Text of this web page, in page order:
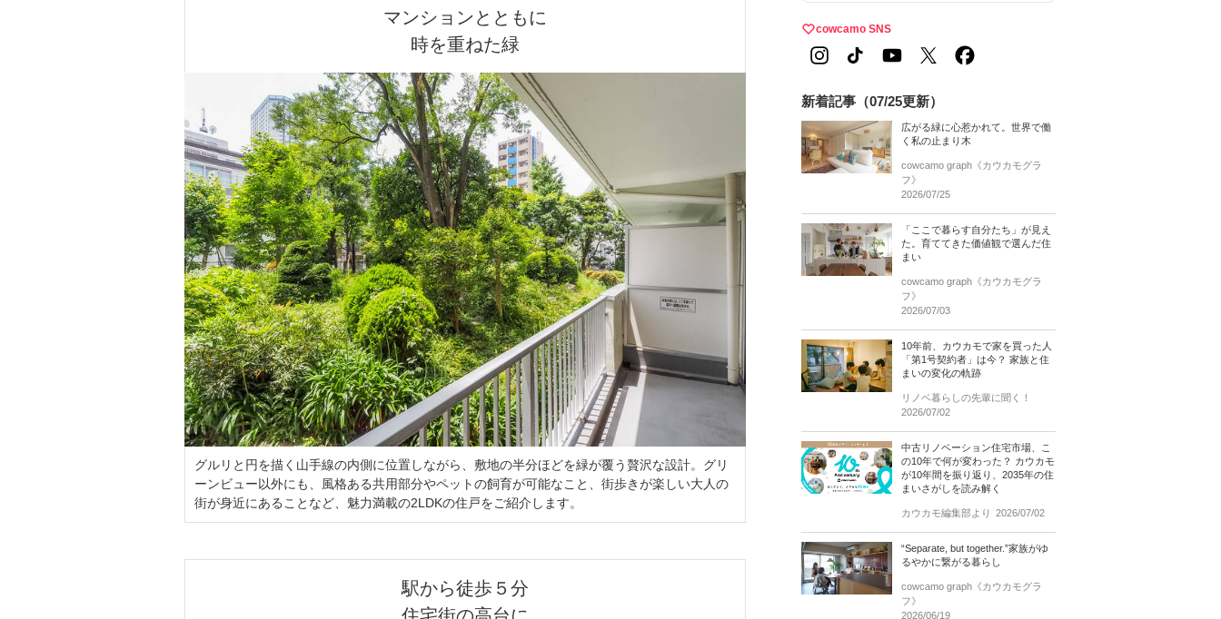
マンションとともに
時を重ねた緑
グルリと円を描く山手線の内側に位置しながら、敷地の半分ほどを緑が覆う贅沢な設計。グリ
ーンビュー以外にも、風格ある共用部分やペットの飼育が可能なこと、街歩きが楽しい大人の
街が身近にあることなど、魅力満載の2LDKの住戸をご紹介します。
駅から徒歩５分
cowcamo SNS
新着記事（07/25更新）
広がる緑に心惹かれて。世界で働
く私の止まり木
cowcamo graph《カウカモグラ
フ》
2026/07/25
「ここで暮らす自分たち」が見え
た。育ててきた価値観で選んだ住
まい
cowcamo graph《カウカモグラ
フ》
2026/07/03
10年前、カウカモで家を買った人
「第1号契約者」は今？ 家族と住
まいの変化の軌跡
リノベ暮らしの先輩に聞く！
2026/07/02
中古リノベーション住宅市場、こ
の10年で何が変わった？ カウカモ
が10年間を振り返り、2035年の住
まいさがしを読み解く
カウカモ編集部より 2026/07/02
“Separate, but together.”家族がゆ
るやかに繋がる暮らし
cowcamo graph《カウカモグラ
フ》
2026/06/19